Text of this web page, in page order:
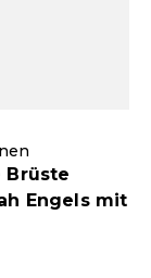
Brüste
Engels mit